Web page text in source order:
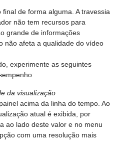
de forma alguma. A travessia
não tem recursos para
grande de informações
não afeta a qualidade do vídeo
experimente as seguintes
da visualização
acima da linha do tempo. Ao
atual é exibida, por
ao lado deste valor e no menu
com uma resolução mais